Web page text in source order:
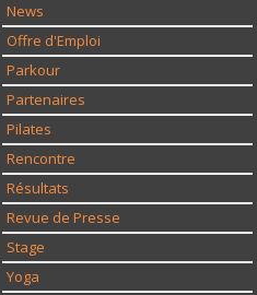
News
Offre d'Emploi
Parkour
Partenaires
Pilates
Rencontre
Résultats
Revue de Presse
Stage
Yoga